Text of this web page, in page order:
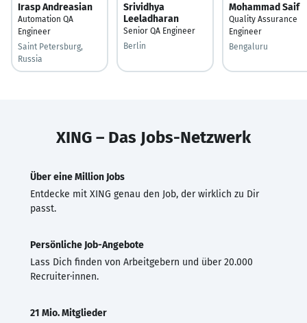
Irasp Andreasian
Automation QA
Engineer
Saint Petersburg,
Russia
Srividhya
Leeladharan
Senior QA Engineer
Berlin
Mohammad Saif
Quality Assurance
Engineer
Bengaluru
XING – Das Jobs-Netzwerk
Über eine Million Jobs
Entdecke mit XING genau den Job, der wirklich zu Dir
passt.
Persönliche Job-Angebote
Lass Dich finden von Arbeitgebern und über 20.000
Recruiter·innen.
21 Mio. Mitglieder